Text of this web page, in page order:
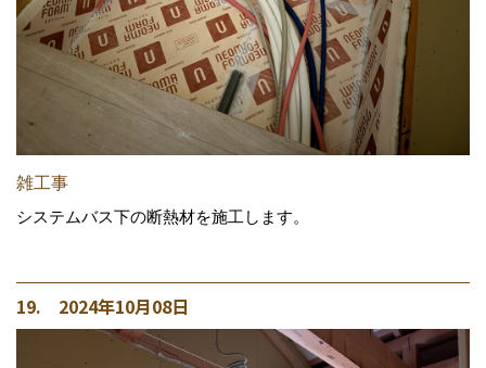
雑工事
システムバス下の断熱材を施工します。
19. 2024年10月08日